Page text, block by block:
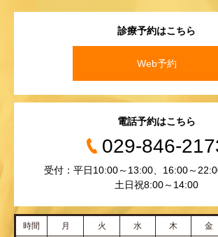
診療予約はこちら
Web予約
電話予約はこちら
029-846-
受付：平日10:00～13:00、16:00～
土日祝8:00～14:00
時間 月 火 水 木 金